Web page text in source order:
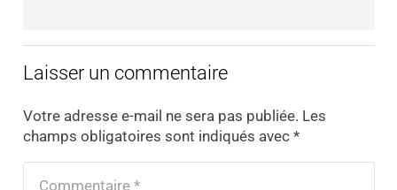
Laisser un commentaire
Votre adresse e-mail ne sera pas publiée. Les
champs obligatoires sont indiqués avec *